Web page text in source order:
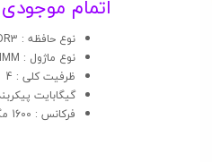
اتمام موجودی
نوع حافظه : DDR3
نوع ماژول : U-DIMM
ظرفیت کلی : 4
گیگابایت
فرکانس : 1600 مگاهرتز